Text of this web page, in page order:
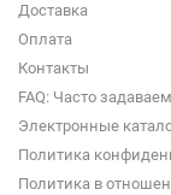
Доставка
Оплата
Контакты
FAQ: Часто
Электронные
Политика
Политика в